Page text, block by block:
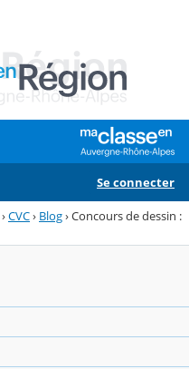
Se connecter
›CVC› Blog›Concours de dessin :